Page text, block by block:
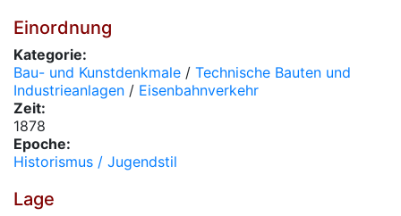
Einordnung
Kategorie:
Bau- und Kunstdenkmale / Technische Bauten und
Industrieanlagen / Eisenbahnverkehr
Zeit:
1878
Epoche:
Historismus / Jugendstil
Lage